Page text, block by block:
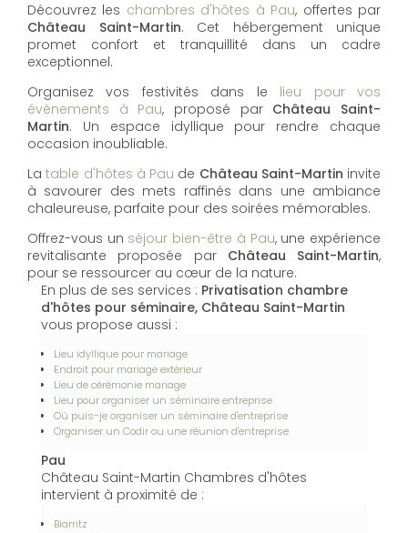
Découvrez les chambres d'hôtes à Pau, offertes par
Château Saint-Martin. Cet hébergement unique
promet confort et tranquillité dans un cadre
exceptionnel.
Organisez vos festivités dans le lieu pour vos
évènements à Pau, proposé par Château Saint-
Martin. Un espace idyllique pour rendre chaque
occasion inoubliable.
Latable d'hôtes à Pau de Château Saint-Martin invite
à savourer des mets raffinés dans une ambiance
chaleureuse, parfaite pour des soirées mémorables.
Offrez-vous un séjour bien-être à Pau, une expérience
revitalisante proposée par Château Saint-Martin,
pour se ressourcer au cœur de la nature.
En plus de ses services : Privatisation chambre
d'hôtes pour séminaire, Château Saint-Martin
vous propose aussi :
Lieu idyllique pour mariage
Endroit pour mariage extérieur
Lieu de cérémonie mariage
Lieu pour organiser un séminaire entreprise
Où puis-je organiser un séminaire d'entreprise
Organiser un Codir ou une réunion d'entreprise
Pau
Château Saint-Martin Chambres d'hôtes
intervient à proximité de :
Biarritz